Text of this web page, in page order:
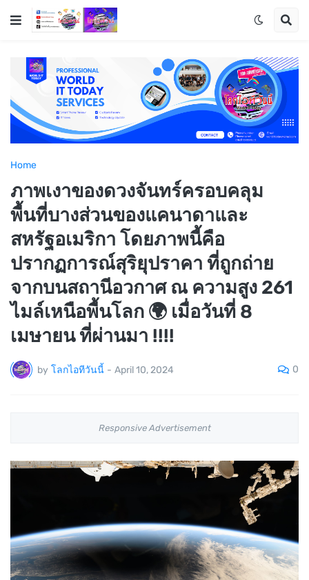
Home
ภาพเงาของดวงจันทร์ครอบคลุม
พื้นที่บางส่วนของแคนาดาและ
สหรัฐอเมริกา โดยภาพนี้คือ
ปรากฏการณ์สุริยุปราคา ที่ถูกถ่าย
จากบนสถานีอวกาศ ณ ความสูง 261
ไมล์เหนือพื้นโลก 🌍 เมื่อวันที่ 8
เมษายน ที่ผ่านมา !!!!
by โลกไอทีวันนี้ - April 10, 2024 0
Responsive Advertisement